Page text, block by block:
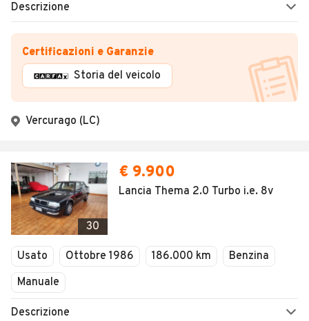
Descrizione
Certificazioni e Garanzie
Storia del veicolo
Vercurago (LC)
30
€ 9.900
Lancia Thema 2.0 Turbo i.e. 8v
Usato Ottobre 1986 186.000 km
Benzina
Manuale
Descrizione